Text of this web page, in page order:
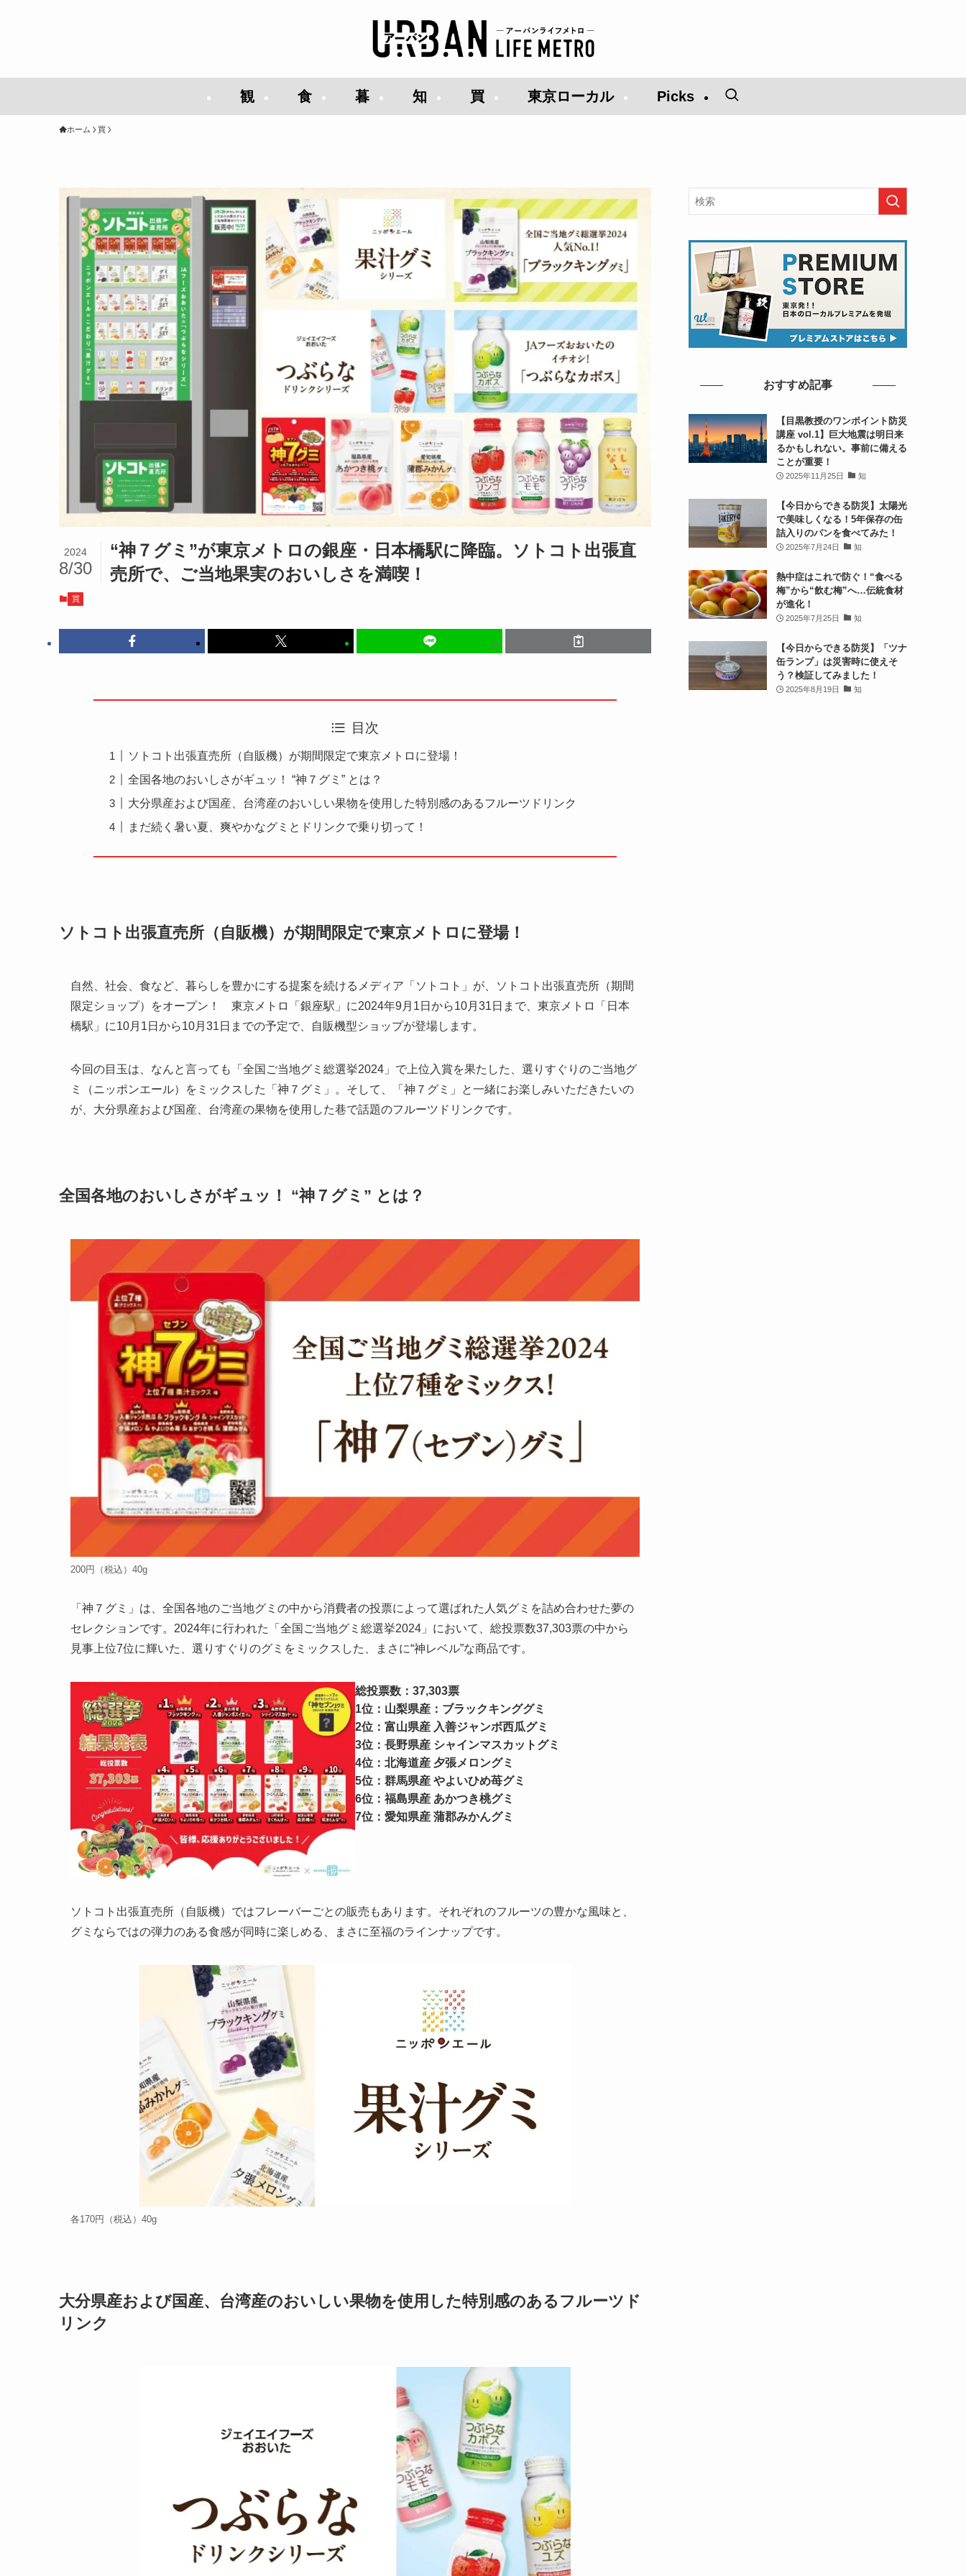
観 食 暮 知 買 東京ローカル Picks
ホーム 買
“神７グミ”が東京メトロの銀座・日本橋駅に降臨。ソトコト出張直
売所で、ご当地果実のおいしさを満喫！
2024
8/30
買
目次
ソトコト出張直売所（自販機）が期間限定で東京メトロに登場！
全国各地のおいしさがギュッ！ “神７グミ” とは？
大分県産および国産、台湾産のおいしい果物を使用した特別感のあるフルーツドリンク
まだ続く暑い夏、爽やかなグミとドリンクで乗り切って！
ソトコト出張直売所（自販機）が期間限定で東京メトロに登場！
自然、社会、食など、暮らしを豊かにする提案を続けるメディア「ソトコト」が、ソトコト出張直売所（期間
限定ショップ）をオープン！ 東京メトロ「銀座駅」に2024年9月1日から10月31日まで、東京メトロ「日本
橋駅」に10月1日から10月31日までの予定で、自販機型ショップが登場します。
今回の目玉は、なんと言っても「全国ご当地グミ総選挙2024」で上位入賞を果たした、選りすぐりのご当地グ
ミ（ニッポンエール）をミックスした「神７グミ」。そして、「神７グミ」と一緒にお楽しみいただきたいの
が、大分県産および国産、台湾産の果物を使用した巷で話題のフルーツドリンクです。
全国各地のおいしさがギュッ！ “神７グミ” とは？
200円（税込）40g
「神７グミ」は、全国各地のご当地グミの中から消費者の投票によって選ばれた人気グミを詰め合わせた夢の
セレクションです。2024年に行われた「全国ご当地グミ総選挙2024」において、総投票数37,303票の中から
見事上位7位に輝いた、選りすぐりのグミをミックスした、まさに“神レベル”な商品です。
総投票数：37,303票
1位：山梨県産：ブラックキンググミ
2位：富山県産 入善ジャンボ西瓜グミ
3位：長野県産 シャインマスカットグミ
4位：北海道産 夕張メロングミ
5位：群馬県産 やよいひめ苺グミ
6位：福島県産 あかつき桃グミ
7位：愛知県産 蒲郡みかんグミ
ソトコト出張直売所（自販機）ではフレーバーごとの販売もあります。それぞれのフルーツの豊かな風味と、
グミならではの弾力のある食感が同時に楽しめる、まさに至福のラインナップです。
各170円（税込）40g
大分県産および国産、台湾産のおいしい果物を使用した特別感のあるフルーツド
リンク
おすすめ記事
【目黒教授のワンポイント防災
講座 vol.1】巨大地震は明日来
るかもしれない。事前に備える
ことが重要！
2025年11月25日 知
【今日からできる防災】太陽光
で美味しくなる！5年保存の缶
詰入りのパンを食べてみた！
2025年7月24日 知
熱中症はこれで防ぐ！“食べる
梅”から“飲む梅”へ…伝統食材
が進化！
2025年7月25日 知
【今日からできる防災】「ツナ
缶ランプ」は災害時に使えそ
う？検証してみました！
2025年8月19日 知